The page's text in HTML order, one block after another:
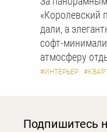
«Королевский
дали, а
софт-
атмосферу
#ИНТЕРЬЕР
Подпишитесь